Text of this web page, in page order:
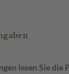
lesen Sie die